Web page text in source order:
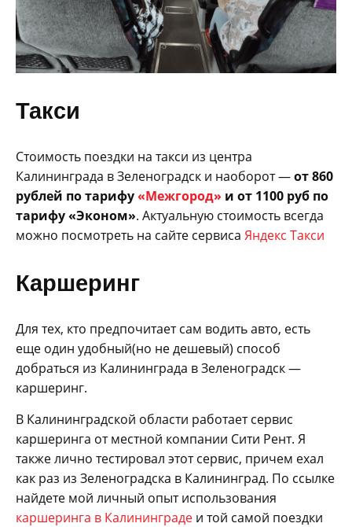
Такси
Стоимость поездки на такси из центра
Калининграда в Зеленоградск и наоборот —от 860
рублей по тарифу«Межгород» и от 1100 руб по
тарифу «Эконом». Актуальную стоимость всегда
можно посмотреть на сайте сервиса Яндекс Такси
Каршеринг
Для тех, кто предпочитает сам водить авто, есть
еще один удобный(но не дешевый) способ
добраться из Калининграда в Зеленоградск —
каршеринг.
В Калининградской области работает сервис
каршеринга от местной компании Сити Рент. Я
также лично тестировал этот сервис, причем ехал
как раз из Зеленоградска в Калининград. По ссылке
найдете мой личный опыт использования
каршеринга в Калининграде и той самой поездки